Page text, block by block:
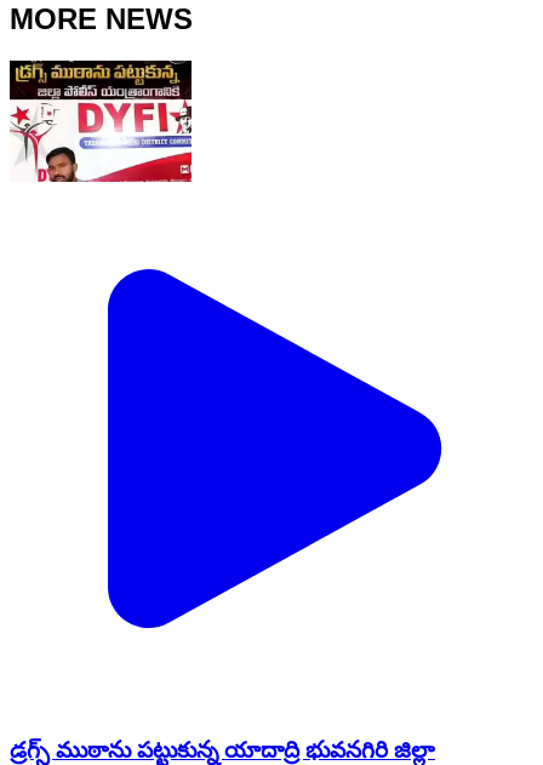
MORE NEWS
డ్రగ్స్ ముఠాను పట్టుకున్న యాదాద్రి భువనగిరి జిల్లా